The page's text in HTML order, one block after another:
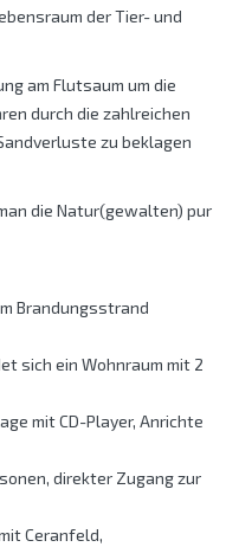
der Tier- und
am Flutsaum um die
durch die zahlreichen
zu beklagen
die Natur(gewalten) pur
Brandungsstrand
sich ein Wohnraum mit 2
mit CD-Player, Anrichte
direkter Zugang zur
Ceranfeld,